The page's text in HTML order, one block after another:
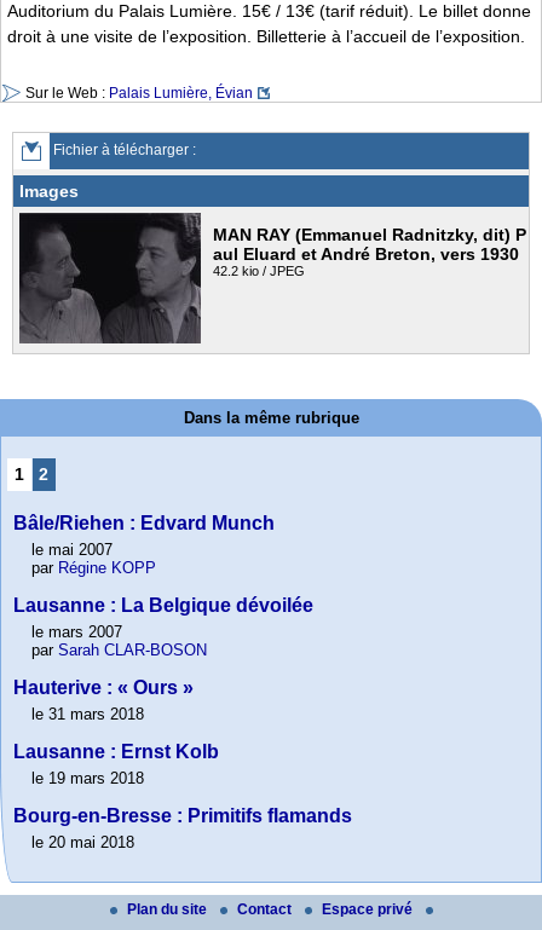
Auditorium du Palais Lumière. 15€ / 13€ (tarif réduit). Le billet donne
droit à une visite de l’exposition. Billetterie à l’accueil de l’exposition.
Sur le Web : Palais Lumière, Évian
Fichier à télécharger :
Images
MAN RAY (Emmanuel Radnitzky, dit) P
aul Eluard et André Breton, vers 1930
42.2 kio / JPEG
Dans la même rubrique
1 2
Bâle/Riehen : Edvard Munch
le mai 2007
par Régine KOPP
Lausanne : La Belgique dévoilée
le mars 2007
par Sarah CLAR-BOSON
Hauterive : « Ours »
le 31 mars 2018
Lausanne : Ernst Kolb
le 19 mars 2018
Bourg-en-Bresse : Primitifs flamands
le 20 mai 2018
Plan du site Contact Espace privé